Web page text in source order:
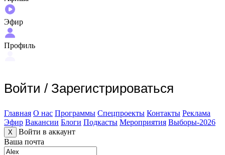
Эфир
Профиль
Войти / Зарегистрироваться
Главная О нас Программы Спецпроекты Контакты Реклама
Эфир Вакансии Блоги Подкасты Мероприятия Выборы-2026
X
Войти в аккаунт
Ваша почта